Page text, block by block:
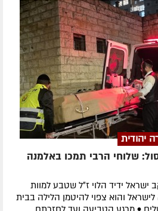
יהודית
שלוחי הרבי תמכו באלמנה
יעקב ישראל ידיד הלוי ז״ל שטבע למוות
והוא צפוי להיטמן הלילה בבית